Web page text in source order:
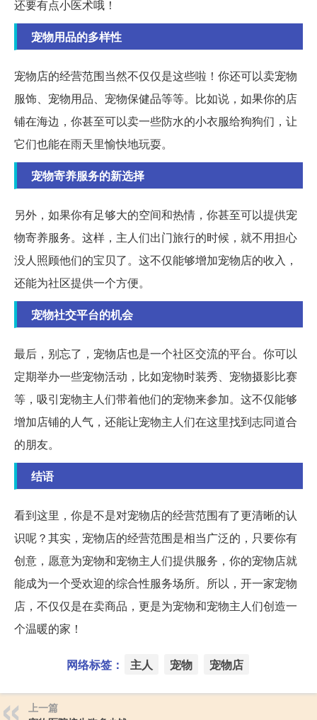
还要有点小医术哦！
宠物用品的多样性
宠物店的经营范围当然不仅仅是这些啦！你还可以卖宠物
服饰、宠物用品、宠物保健品等等。比如说，如果你的店
铺在海边，你甚至可以卖一些防水的小衣服给狗狗们，让
它们也能在雨天里愉快地玩耍。
宠物寄养服务的新选择
另外，如果你有足够大的空间和热情，你甚至可以提供宠
物寄养服务。这样，主人们出门旅行的时候，就不用担心
没人照顾他们的宝贝了。这不仅能够增加宠物店的收入，
还能为社区提供一个方便。
宠物社交平台的机会
最后，别忘了，宠物店也是一个社区交流的平台。你可以
定期举办一些宠物活动，比如宠物时装秀、宠物摄影比赛
等，吸引宠物主人们带着他们的宠物来参加。这不仅能够
增加店铺的人气，还能让宠物主人们在这里找到志同道合
的朋友。
结语
看到这里，你是不是对宠物店的经营范围有了更清晰的认
识呢？其实，宠物店的经营范围是相当广泛的，只要你有
创意，愿意为宠物和宠物主人们提供服务，你的宠物店就
能成为一个受欢迎的综合性服务场所。所以，开一家宠物
店，不仅仅是在卖商品，更是为宠物和宠物主人们创造一
个温暖的家！
网络标签： 主人 宠物 宠物店
上一篇